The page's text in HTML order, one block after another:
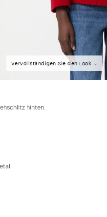
Vervollständigen Sie den Look
hinten.